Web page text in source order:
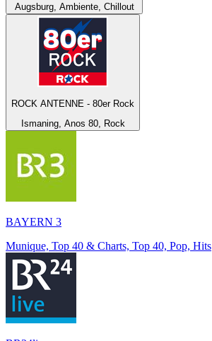
Augsburg, Ambiente, Chillout
ROCK ANTENNE - 80er Rock
Ismaning, Anos 80, Rock
BAYERN 3
Munique, Top 40 & Charts, Top 40, Pop, Hits